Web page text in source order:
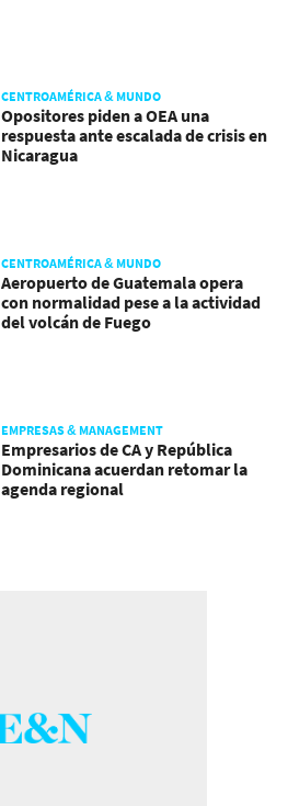
CENTROAMÉRICA & MUNDO
Opositores piden a OEA una
respuesta ante escalada de crisis en
Nicaragua
CENTROAMÉRICA & MUNDO
Aeropuerto de Guatemala opera
con normalidad pese a la actividad
del volcán de Fuego
EMPRESAS & MANAGEMENT
Empresarios de CA y República
Dominicana acuerdan retomar la
agenda regional